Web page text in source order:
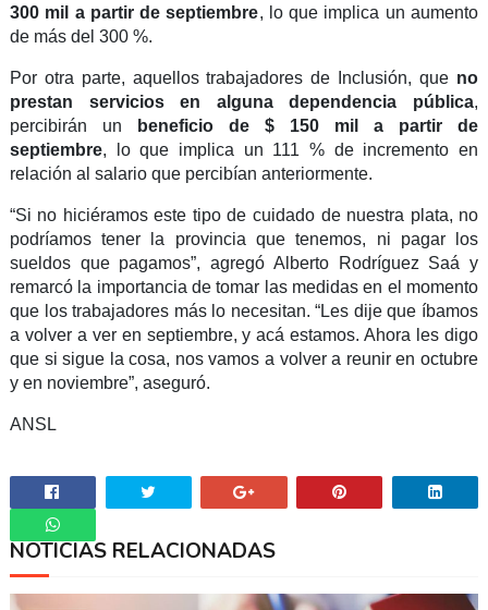
300 mil a partir de septiembre, lo que implica un aumento
de más del 300 %.
Por otra parte, aquellos trabajadores de Inclusión, que no
prestan servicios en alguna dependencia pública,
percibirán un
beneficio de $ 150 mil a partir de
septiembre, lo que implica un 111 % de incremento en
relación al salario que percibían anteriormente.
“Si no hiciéramos este tipo de cuidado de nuestra plata, no
podríamos tener la provincia que tenemos, ni pagar los
sueldos que pagamos”, agregó Alberto Rodríguez Saá y
remarcó la importancia de tomar las medidas en el momento
que los trabajadores más lo necesitan. “Les dije que íbamos
a volver a ver en septiembre, y acá estamos. Ahora les digo
que si sigue la cosa, nos vamos a volver a reunir en octubre
y en noviembre”, aseguró.
ANSL
Whatsapp
NOTICIAS RELACIONADAS